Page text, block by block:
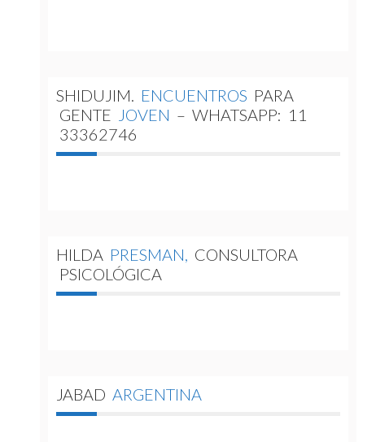
SHIDUJIM. ENCUENTROS PARA
GENTE JOVEN – WHATSAPP: 11
33362746
HILDA PRESMAN, CONSULTORA
PSICOLÓGICA
JABAD ARGENTINA